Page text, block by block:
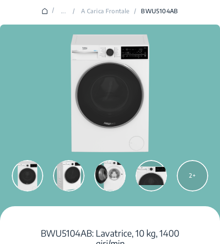
/ ... / A Carica Frontale / BWU5104AB
2
BWU5104AB: Lavatrice, 10 kg, 1400